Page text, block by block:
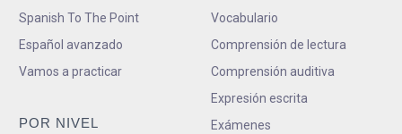
Spanish To The Point
Español avanzado
Vamos a practicar
POR NIVEL
Vocabulario
Comprensión de lectura
Comprensión auditiva
Expresión escrita
Exámenes